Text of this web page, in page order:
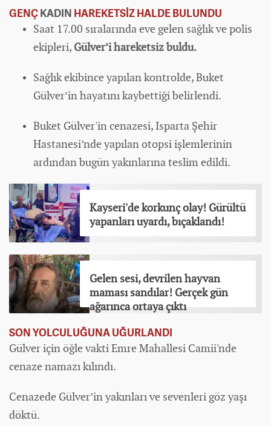
GENÇKADIN HAREKETSİZ HALDE BULUNDU
Saat 17.00 sıralarında eve gelen sağlık ve polis
ekipleri, Gülver’i hareketsiz buldu.
Sağlık ekibince yapılan kontrolde, Buket
Gülver’in hayatını kaybettiği belirlendi.
Buket Gülver'in cenazesi, Isparta Şehir
Hastanesi’nde yapılan otopsi işlemlerinin
ardından bugün yakınlarına teslim edildi.
Kayseri'de korkunç olay! Gürültü
yapanları uyardı, bıçaklandı!
Gelen sesi, devrilen hayvan
maması sandılar! Gerçek gün
ağarınca ortaya çıktı
SON YOLCULUĞUNA UĞURLANDI
Gülver için öğle vakti Emre Mahallesi Camii'nde
cenaze namazı kılındı.
Cenazede Gülver’in yakınları ve sevenleri göz yaşı
döktü.